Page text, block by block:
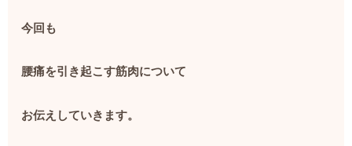
今回も
腰痛を引き起こす筋肉について
お伝えしていきます。